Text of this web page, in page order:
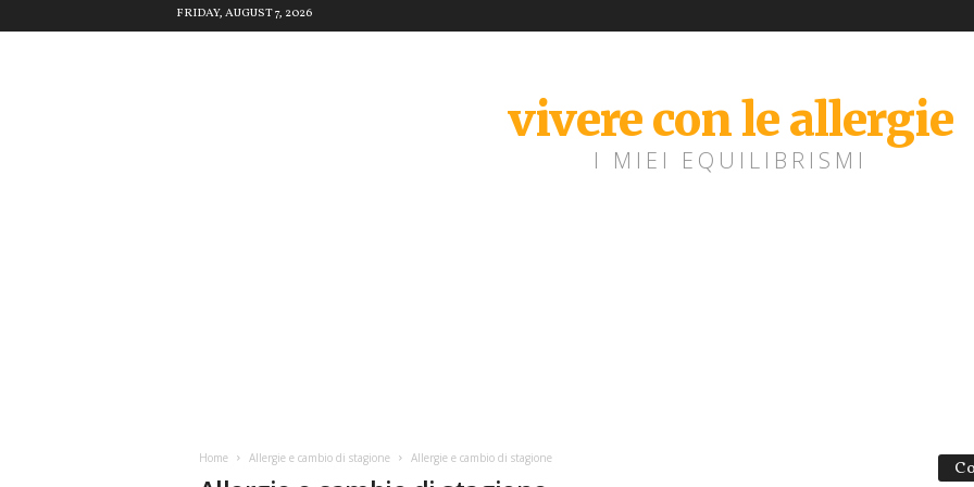
FRIDAY, AUGUST 7, 2026
vivere con le allergie
I MIEI EQUILIBRISMI
Home Allergie e cambio di stagione Allergie e cambio di stagione